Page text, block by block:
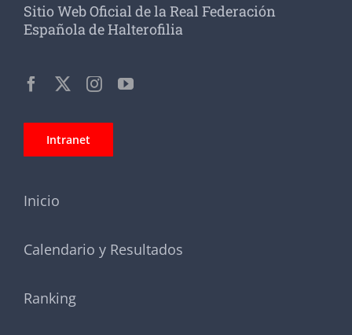
Sitio Web Oficial de la Real Federación
Española de Halterofilia
Intranet
Inicio
Calendario y Resultados
Ranking